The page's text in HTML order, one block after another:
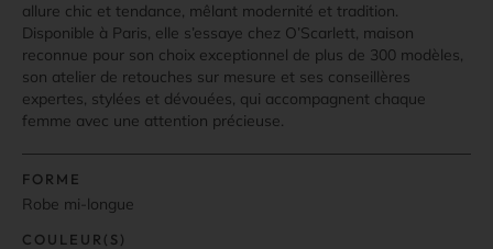
allure chic et tendance, mêlant modernité et tradition.
Disponible à Paris, elle s’essaye chez O’Scarlett, maison
reconnue pour son choix exceptionnel de plus de 300 modèles,
son atelier de retouches sur mesure et ses conseillères
expertes, stylées et dévouées, qui accompagnent chaque
femme avec une attention précieuse.
FORME
Robe mi-longue
COULEUR(S)